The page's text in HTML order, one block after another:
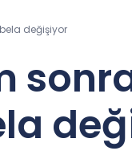
değişiyor